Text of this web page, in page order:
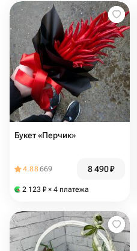
Букет «Перчик»
4.88669 8 490₽
2 123 ₽ × 4 платежа